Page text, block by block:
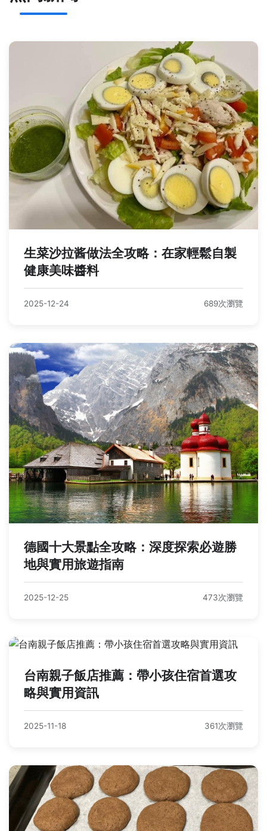
生菜沙拉酱做法全攻略：在家輕鬆自製
健康美味醬料
2025-12-24 689次瀏覽
德國十大景點全攻略：深度探索必遊勝
地與實用旅遊指南
2025-12-25 473次瀏覽
台南親子飯店推薦：帶小孩住宿首選攻
略與實用資訊
2025-11-18 361次瀏覽